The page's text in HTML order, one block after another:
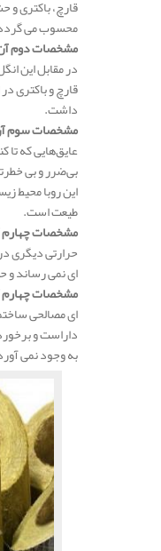
قارچ، باکتری
محسوب می
مشخصات دوم
در مقابل این
قارچ و باکتری
داشت.
مشخصات سوم
عایق‌هایی که تا
بی‌ضرر و بی
این روبا محیط
طیعت است.
مشخصات چهارم
حرارتی دیگری
ای نمی رساند
مشخصات چهارم
ای مصالحی
داراست و
به وجود نمی